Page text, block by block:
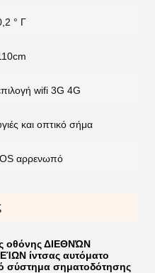
° Γ
wifi 3G 4G
και οπτικό σήμα
αρρενωπό
οθόνης ΔΙΕΘΝΏΝ
ίντσας αυτόματο
σύστημα σηματοδότησης